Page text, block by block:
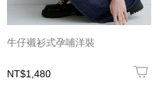
牛仔襯衫式孕哺洋裝
NT$1,480